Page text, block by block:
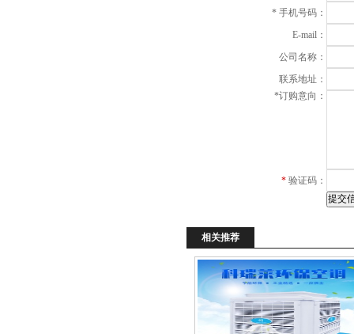
* 手机号码：
E-mail：
公司名称：
联系地址：
*订购意向：
* 验证码：
相关推荐